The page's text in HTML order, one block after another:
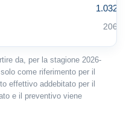
1.032 €
206 €
da, per la stagione 2026-
come riferimento per il
effettivo addebitato per il
e il preventivo viene